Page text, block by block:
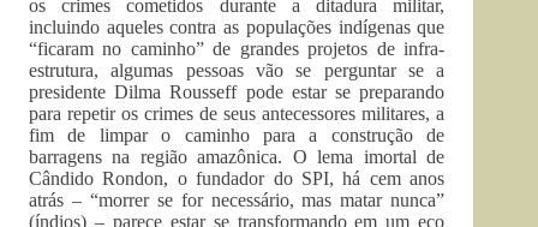
os crimes cometidos durante a ditadura militar,
incluindo aqueles contra as populações indígenas que
“ficaram no caminho” de grandes projetos de infra-
estrutura, algumas pessoas vão se perguntar se a
presidente Dilma Rousseff pode estar se preparando
para repetir os crimes de seus antecessores militares, a
fim de limpar o caminho para a construção de
barragens na região amazônica. O lema imortal de
Cândido Rondon, o fundador do SPI, há cem anos
atrás – “morrer se for necessário, mas matar nunca”
(índios) – parece estar se transformando em um eco